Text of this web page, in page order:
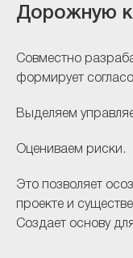
Дорожную
Совместно
формирует
Выделяем
Оцениваем риски.
Это позволяет
проекте и
Создает основу